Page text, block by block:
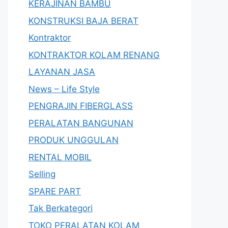
KERAJINAN BAMBU
KONSTRUKSI BAJA BERAT
Kontraktor
KONTRAKTOR KOLAM RENANG
LAYANAN JASA
News – Life Style
PENGRAJIN FIBERGLASS
PERALATAN BANGUNAN
PRODUK UNGGULAN
RENTAL MOBIL
Selling
SPARE PART
Tak Berkategori
TOKO PERALATAN KOLAM